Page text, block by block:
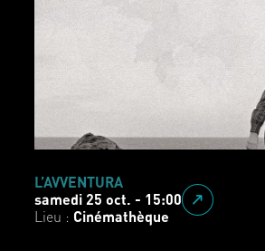
L’AVVENTURA
samedi 25 oct. - 15:00
Lieu : Cinémathèque